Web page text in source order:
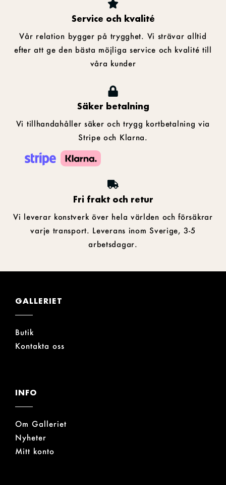
Service och kvalité
Vår relation bygger på trygghet. Vi strävar alltid
efter att ge den bästa möjliga service och kvalité till
våra kunder
Säker betalning
Vi tillhandahåller säker och trygg kortbetalning via
Stripe och Klarna.
Fri frakt och retur
Vi leverar konstverk över hela världen och försäkrar
varje transport. Leverans inom Sverige, 3-5
arbetsdagar.
GALLERIET
Butik
Kontakta oss
INFO
Om Galleriet
Nyheter
Mitt konto